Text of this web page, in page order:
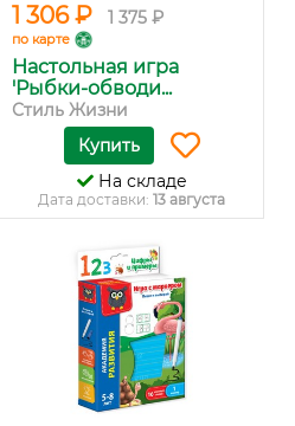
1 306 ₽ 1 375 ₽
по карте
Настольная игра
'Рыбки-обводи...
Стиль Жизни
Купить
На складе
Дата доставки: 13 августа